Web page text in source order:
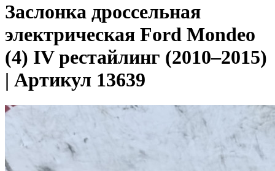
Заслонка дроссельная
электрическая Ford Mondeo
(4) IV рестайлинг (2010–2015)
| Артикул 13639